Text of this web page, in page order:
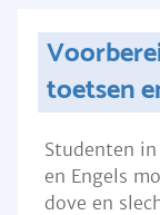
toetsen
Studenten
en Engels
dove en